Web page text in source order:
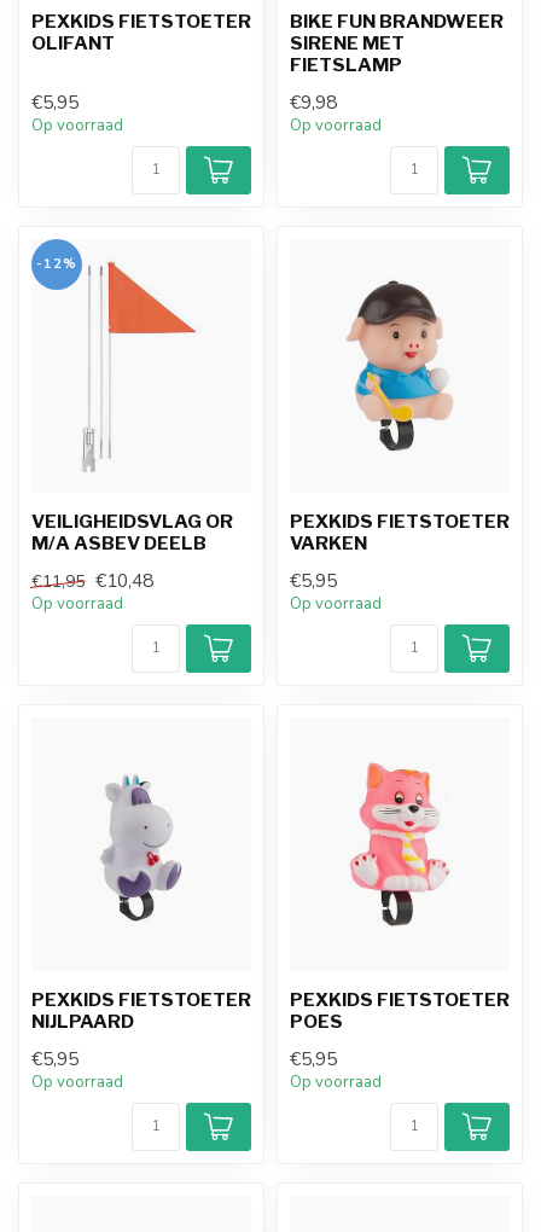
PEXKIDS FIETSTOETER
OLIFANT
€5,95
Op voorraad
BIKE FUN BRANDWEER
SIRENE MET
FIETSLAMP
€9,98
Op voorraad
-12%
VEILIGHEIDSVLAG OR
M/A ASBEV DEELB
€11,95 €10,48
Op voorraad
PEXKIDS FIETSTOETER
VARKEN
€5,95
Op voorraad
PEXKIDS FIETSTOETER
NIJLPAARD
€5,95
Op voorraad
PEXKIDS FIETSTOETER
POES
€5,95
Op voorraad